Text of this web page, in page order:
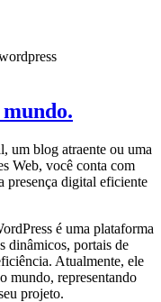
um blog atraente ou uma
Web, você conta com
presença digital eficiente
é uma plataforma
dinâmicos, portais de
Atualmente, ele
mundo, representando
projeto.